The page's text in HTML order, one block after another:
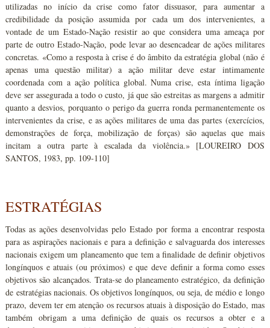
utilizadas no início da crise como fator dissuasor, para aumentar a
credibilidade da posição assumida por cada um dos intervenientes, a
vontade de um Estado-Nação resistir ao que considera uma ameaça por
parte de outro Estado-Nação, pode levar ao desencadear de ações militares
concretas. «Como a resposta à crise é do âmbito da estratégia global (não é
apenas uma questão militar) a ação militar deve estar intimamente
coordenada com a ação política global. Numa crise, esta íntima ligação
deve ser assegurada a todo o custo, já que são estreitas as margens a admitir
quanto a desvios, porquanto o perigo da guerra ronda permanentemente os
intervenientes da crise, e as ações militares de uma das partes (exercícios,
demonstrações de força, mobilização de forças) são aquelas que mais
incitam a outra parte à escalada da violência.» [LOUREIRO DOS
SANTOS, 1983, pp. 109-110]
ESTRATÉGIAS
Todas as ações desenvolvidas pelo Estado por forma a encontrar resposta
para as aspirações nacionais e para a definição e salvaguarda dos interesses
nacionais exigem um planeamento que tem a finalidade de definir objetivos
longínquos e atuais (ou próximos) e que deve definir a forma como esses
objetivos são alcançados. Trata-se do planeamento estratégico, da definição
de estratégias nacionais. Os objetivos longínquos, ou seja, de médio e longo
prazo, devem ter em atenção os recursos atuais à disposição do Estado, mas
também obrigam a uma definição de quais os recursos a obter e a